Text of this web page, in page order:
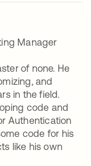
Manager
of none. He
and
in the field.
code and
Authentication
code for his
like his own